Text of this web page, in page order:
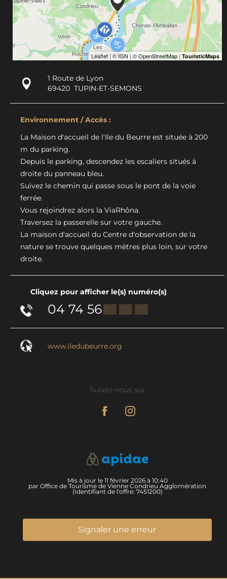
1 Route de Lyon
69420 TUPIN-ET-SEMONS
Environnement / Accès :
La Maison d'accueil de l'Ile du Beurre est située à 200
m du parking.
Depuis le parking, descendez les escaliers situés à
droite du panneau bleu.
Suivez le chemin qui passe sous le pont de la voie
ferrée.
Vous rejoindrez alors la ViaRhôna.
Traversez la passerelle sur votre gauche.
La maison d'accueil du Centre d'observation de la
nature se trouve quelques mètres plus loin, sur votre
droite.
Cliquez pour afficher le(s) numéro(s)
04 74 56▒▒ ▒▒ ▒▒
www.iledubeurre.org
Suivez-nous sur
Mis à jour le 11 février 2026 à 10:40
par Office de Tourisme de Vienne Condrieu Agglomération
(Identifiant de l'offre: 7451200)
Signaler une erreur